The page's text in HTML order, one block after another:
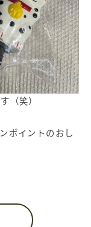
（笑）
ポイントのおし